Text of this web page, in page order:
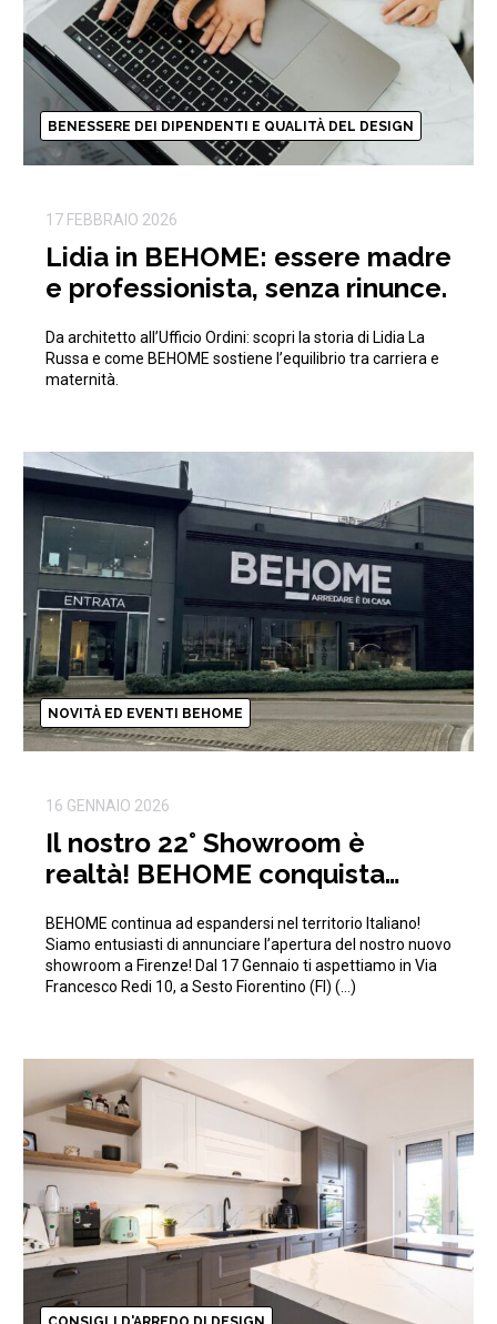
BENESSERE DEI DIPENDENTI E QUALITÀ DEL DESIGN
17 FEBBRAIO 2026
Lidia in BEHOME: essere madre
e professionista, senza rinunce.
Da architetto all’Ufficio Ordini: scopri la storia di Lidia La
Russa e come BEHOME sostiene l’equilibrio tra carriera e
maternità.
NOVITÀ ED EVENTI BEHOME
16 GENNAIO 2026
Il nostro 22° Showroom è
realtà! BEHOME conquista
BEHOME continua ad espandersi nel territorio Italiano!
Siamo entusiasti di annunciare l’apertura del nostro nuovo
showroom a Firenze! Dal 17 Gennaio ti aspettiamo in Via
Francesco Redi 10, a Sesto Fiorentino (FI) (…)